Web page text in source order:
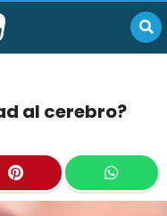
al cerebro?